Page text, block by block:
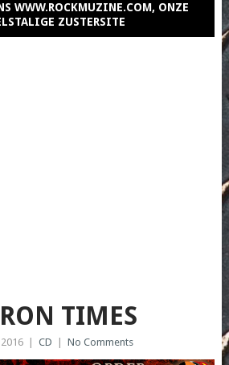
WWW.ROCKMUZINE.COM, ONZE
ZUSTERSITE
TIMES
CD No Comments